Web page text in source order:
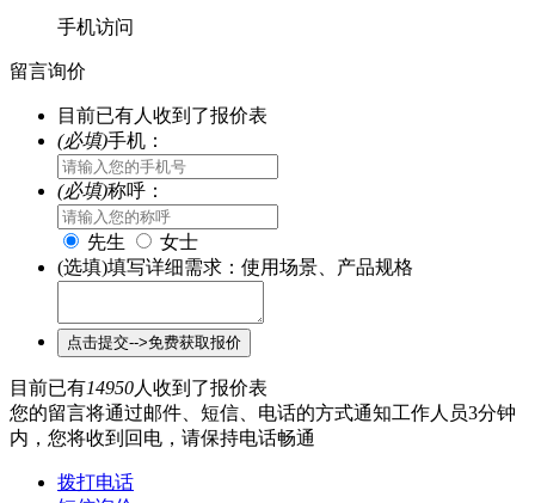
手机访问
留言询价
目前已有人收到了报价表
(必填)手机：
(必填)称呼：
先生
女士
(选填)填写详细需求：使用场景、产品规格
目前已有14950人收到了报价表
您的留言将通过邮件、短信、电话的方式通知工作人员3分钟
内，您将收到回电，请保持电话畅通
拨打电话